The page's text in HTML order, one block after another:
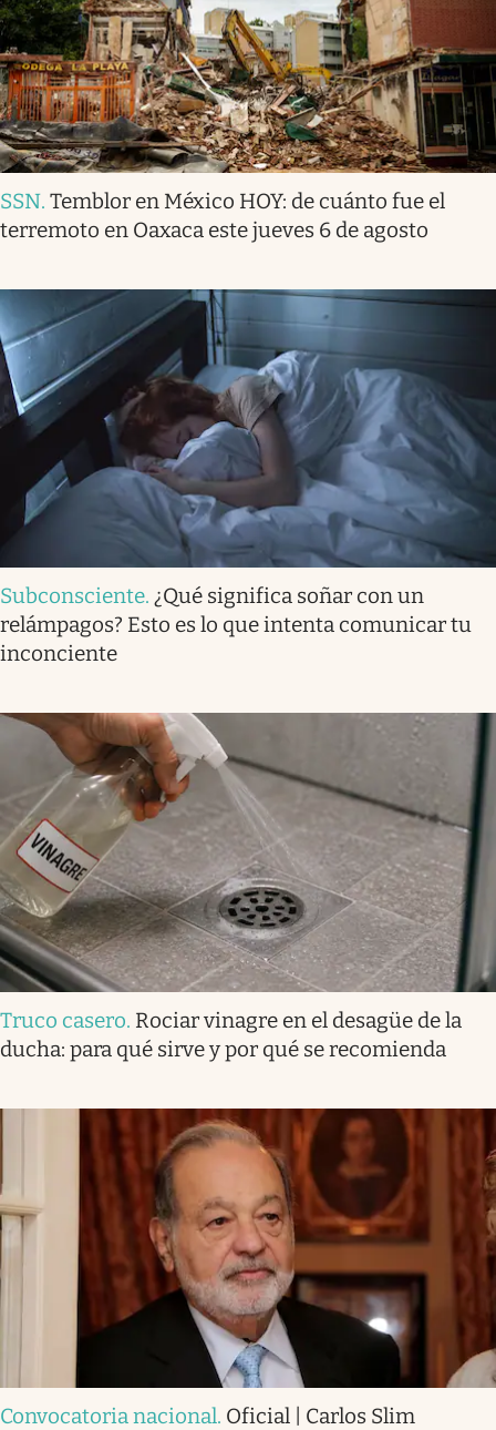
SSN. Temblor en México HOY: de cuánto fue el
terremoto en Oaxaca este jueves 6 de agosto
Subconsciente. ¿Qué significa soñar con un
relámpagos? Esto es lo que intenta comunicar tu
inconciente
Truco casero. Rociar vinagre en el desagüe de la
ducha: para qué sirve y por qué se recomienda
Convocatoria nacional. Oficial | Carlos Slim